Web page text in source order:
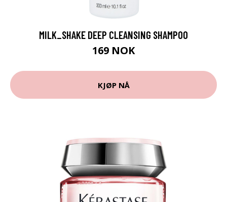
MILK_SHAKE DEEP CLEANSING SHAMPOO
169 NOK
KJØP NÅ